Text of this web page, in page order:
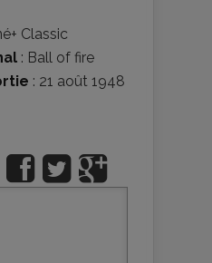
Classic
: Ball of fire
: 21 août 1948